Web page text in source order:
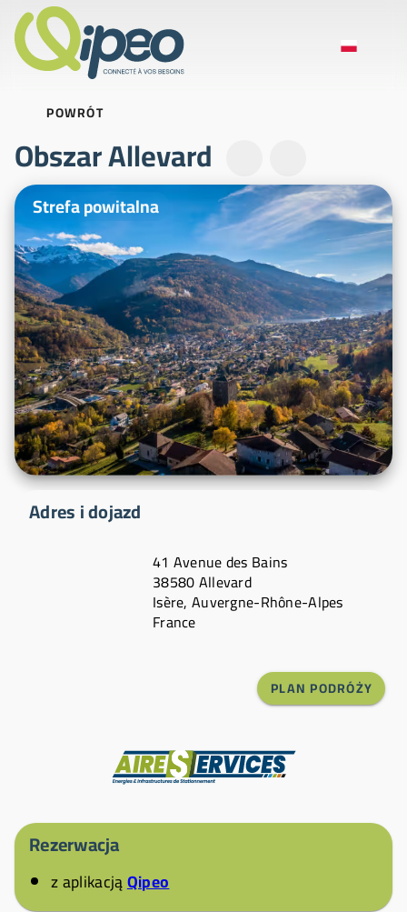
POWRÓT
Obszar Allevard
Zdjęcia ilustracyjne
Strefa powitalna
Adres i dojazd
41 Avenue des Bains
38580 Allevard
Isère, Auvergne-Rhône-Alpes
France
PLAN PODRÓŻY
Rezerwacja
z aplikacjąQipeo